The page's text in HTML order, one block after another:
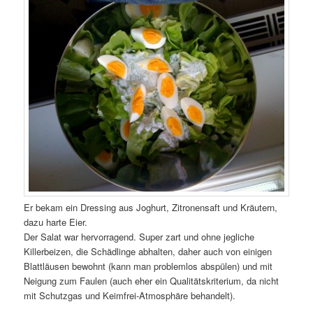
Er bekam ein Dressing aus Joghurt, Zitronensaft und Kräutern,
dazu harte Eier.
Der Salat war hervorragend. Super zart und ohne jegliche
Killerbeizen, die Schädlinge abhalten, daher auch von einigen
Blattläusen bewohnt (kann man problemlos abspülen) und mit
Neigung zum Faulen (auch eher ein Qualitätskriterium, da nicht
mit Schutzgas und Keimfrei-Atmosphäre behandelt).